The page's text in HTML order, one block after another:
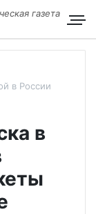
газета
в России
в